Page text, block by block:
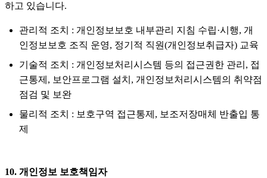
하고 있습니다.
관리적 조치 : 개인정보보호 내부관리 지침 수립·시행, 개
인정보보호 조직 운영, 정기적 직원(개인정보취급자) 교육
기술적 조치 : 개인정보처리시스템 등의 접근권한 관리, 접
근통제, 보안프로그램 설치, 개인정보처리시스템의 취약점
점검 및 보완
물리적 조치 : 보호구역 접근통제, 보조저장매체 반출입 통
제
10. 개인정보 보호책임자